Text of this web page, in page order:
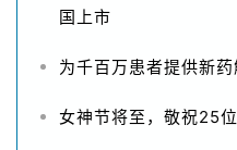
国上市
为千百万患者提供新
女神节将至，敬祝25